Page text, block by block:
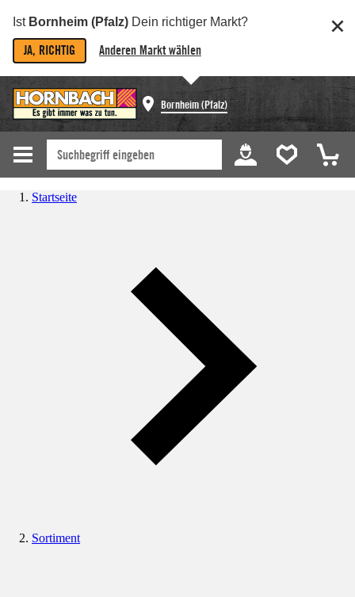
Ist Bornheim (Pfalz) Dein richtiger Markt?
JA, RICHTIG Anderen Markt wählen
Bornheim (Pfalz)
Startseite
Sortiment